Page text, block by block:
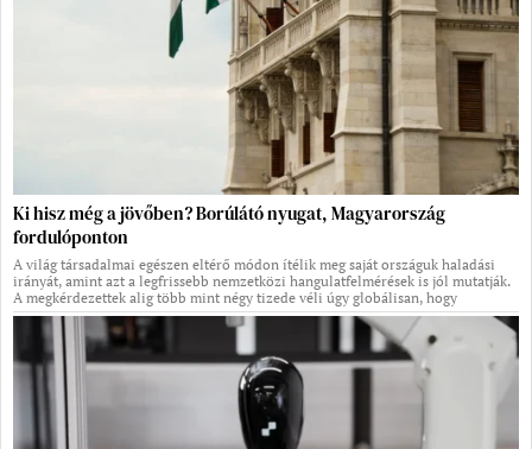
Ki hisz még a jövőben? Borúlátó nyugat, Magyarország
fordulóponton
A világ társadalmai egészen eltérő módon ítélik meg saját országuk haladási
irányát, amint azt a legfrissebb nemzetközi hangulatfelmérések is jól mutatják.
A megkérdezettek alig több mint négy tizede véli úgy globálisan, hogy